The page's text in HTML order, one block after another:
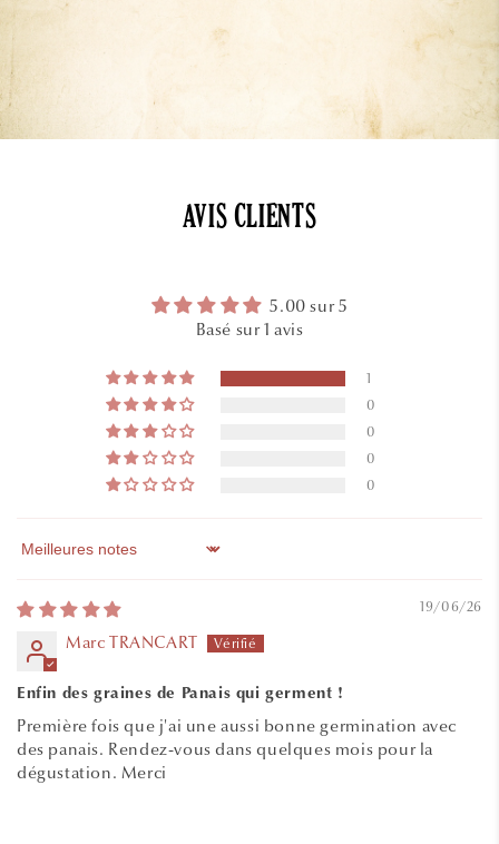
Réussir la culture du panais
semis, la culture, l'entretien, la récolte et son
AVIS CLIENTS
5.00 sur 5
Basé sur 1 avis
1
0
0
0
0
Sort by
19/06/26
Marc TRANCART
Enfin des graines de Panais qui germent !
Première fois que j'ai une aussi bonne germination avec
des panais. Rendez-vous dans quelques mois pour la
dégustation. Merci